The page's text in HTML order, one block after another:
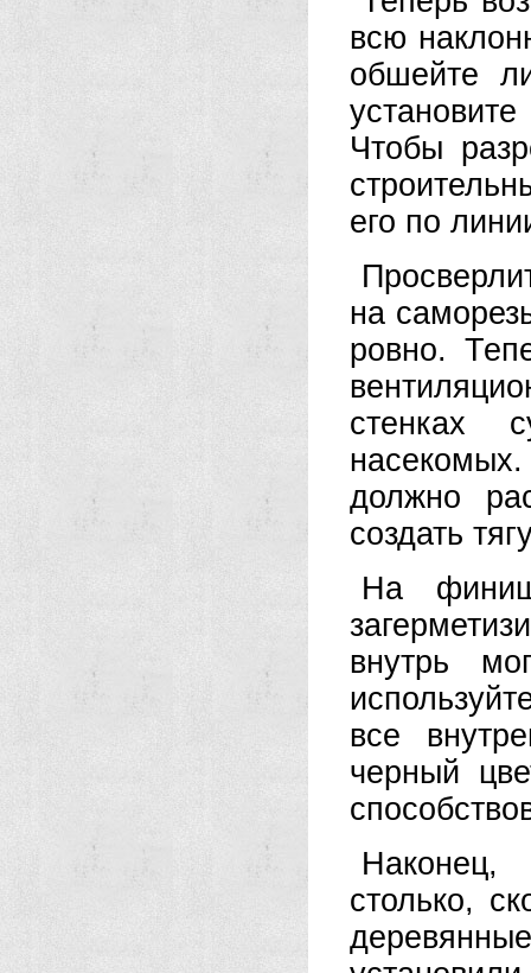
всю
обшейте
Чтобы
его по
на
ровно.
стенках
должно
создать
На
внутрь
все
черный
Наконец,
столько,